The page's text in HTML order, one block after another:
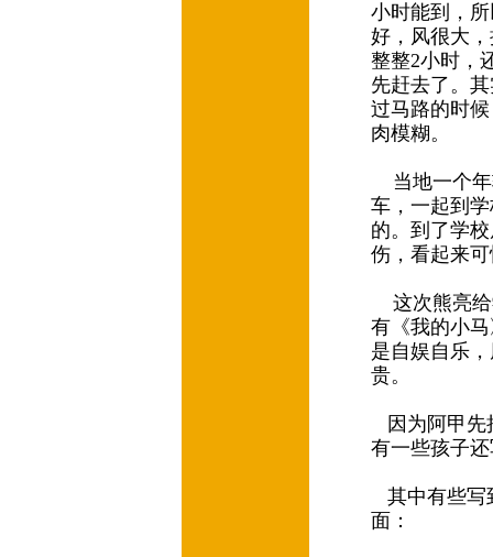
小时能到，
好，风很大
整整2小时，
先赶去了。
过马路的时
肉模糊。
当地一个年
车，一起到
的。到了学
伤，看起来
这次熊亮给
有《我的小
是自娱自乐
贵。
因为阿甲先
有一些孩子
其中有些写
面：